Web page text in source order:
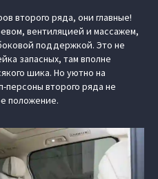
второго ряда, они главные!
вентиляцией и массажем,
поддержкой. Это не
запасных, там вполне
шика. Но уютно на
персоны второго ряда не
положение.